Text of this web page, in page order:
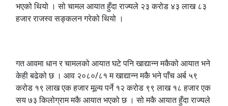
भएको थियो । सो चामल आयात हुँदा राज्यले २३ करोड ४३ लाख ८३
हजार राजस्व सङ्कलन गरेको थियो ।
गत आवमा धान र चामलको आयात घटे पनि खाद्यान्न मकैको आयात भने
केही बढेको छ । आव २०८०/८१ म खाद्यान्न मकै भने पाँच अर्ब ५९
करोड १९ लाख एक हजार मूल्य पर्ने १२ करोड ९९ लाख १८ हजार एक
सय ७३ किलोग्राम मकै आयात भएको छ । सो मकै आयात हुँदा राज्यले